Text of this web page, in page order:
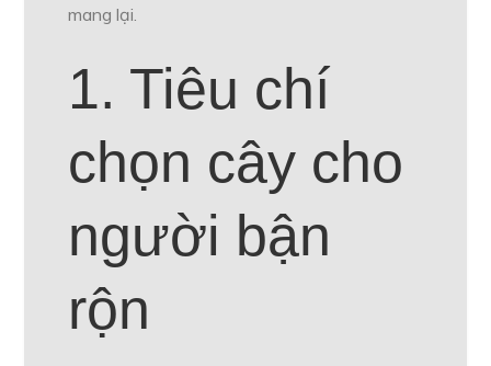
mang lại.
1. Tiêu chí
chọn cây cho
người bận
rộn